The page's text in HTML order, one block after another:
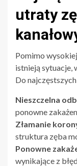
utraty
Pomimo
istnieją sytuacje,
Do
Nieszczelna
ponowne
Złamanie
struktura zęba
Ponowne
wynikające z